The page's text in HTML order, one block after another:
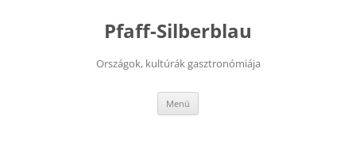
Pfaff-Silberblau
Országok, kultúrák gasztronómiája
Menü